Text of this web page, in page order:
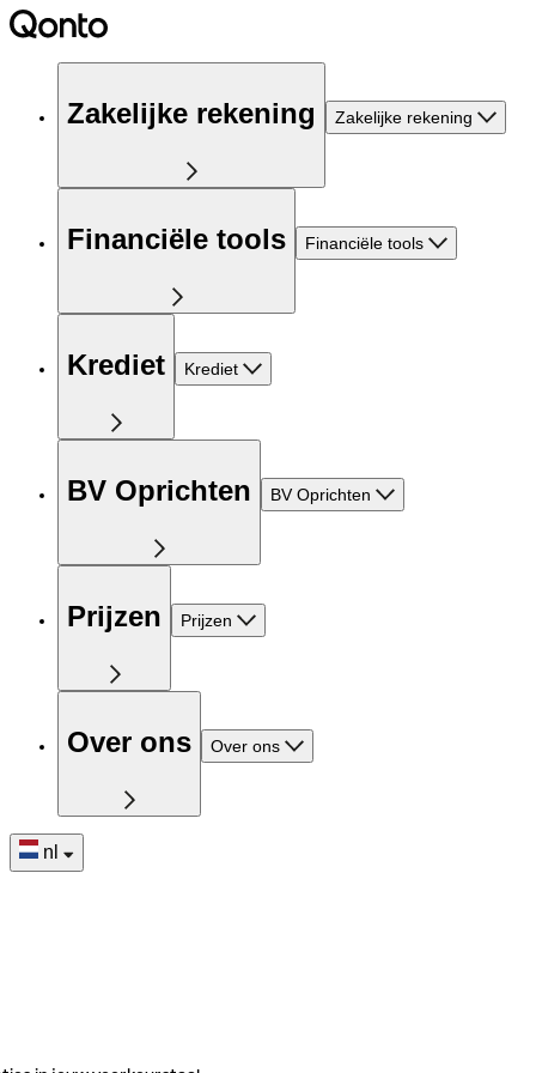
Zakelijke rekening Zakelijke rekening
Financiële tools Financiële tools
Krediet Krediet
BV Oprichten BV Oprichten
Prijzen Prijzen
Over ons Over ons
nl